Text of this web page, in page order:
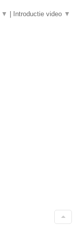
▼ Introductie video ▼